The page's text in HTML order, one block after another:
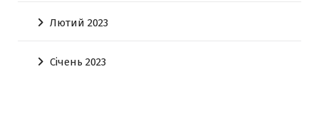
Лютий 2023
Січень 2023